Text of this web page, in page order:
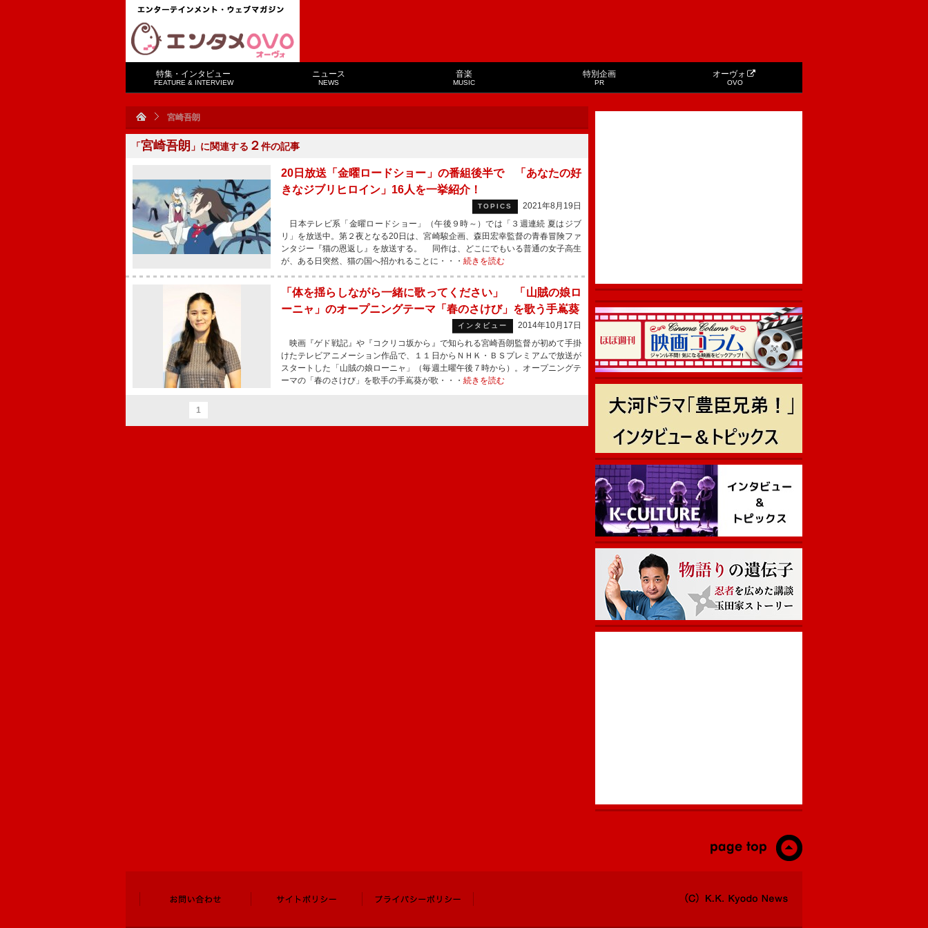
特集・インタビュー
FEATURE & INTERVIEW
ニュース
NEWS
音楽
MUSIC
特別企画
PR
オーヴォ
OVO
宮崎吾朗
「宮崎吾朗 」に関連する ２件の記事
20日放送「金曜ロードショー」の番組後半で 「あなたの好
きなジブリヒロイン」16人を一挙紹介！
TOPICS
2021年8月19日
日本テレビ系「金曜ロードショー」（午後９時～）では「３週連続 夏はジブ
リ」を放送中。第２夜となる20日は、宮崎駿企画、森田宏幸監督の青春冒険ファ
ンタジー『猫の恩返し』を放送する。 同作は、どこにでもいる普通の女子高生
が、ある日突然、猫の国へ招かれることに・・・ 続きを読む
「体を揺らしながら一緒に歌ってください」 「山賊の娘ロ
ーニャ」のオープニングテーマ「春のさけび」を歌う手嶌葵
インタビュー
2014年10月17日
映画『ゲド戦記』や『コクリコ坂から』で知られる宮崎吾朗監督が初めて手掛
けたテレビアニメーション作品で、１１日からＮＨＫ・ＢＳプレミアムで放送が
スタートした「山賊の娘ローニャ」（毎週土曜午後７時から）。オープニングテ
ーマの「春のさけび」を歌手の手嶌葵が歌・・・ 続きを読む
1